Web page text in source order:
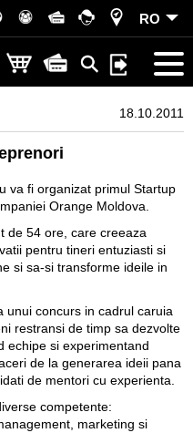
RO
18.10.2011
va fi organizat primul Startup
Orange Moldova.
de 54 ore, care creeaza
pentru tineri entuziasti si
si sa-si transforme ideile in
unui concurs in cadrul caruia
restransi de timp sa dezvolte
echipe si experimentand
de la generarea ideii pana
de mentori cu experienta.
competente:
marketing si